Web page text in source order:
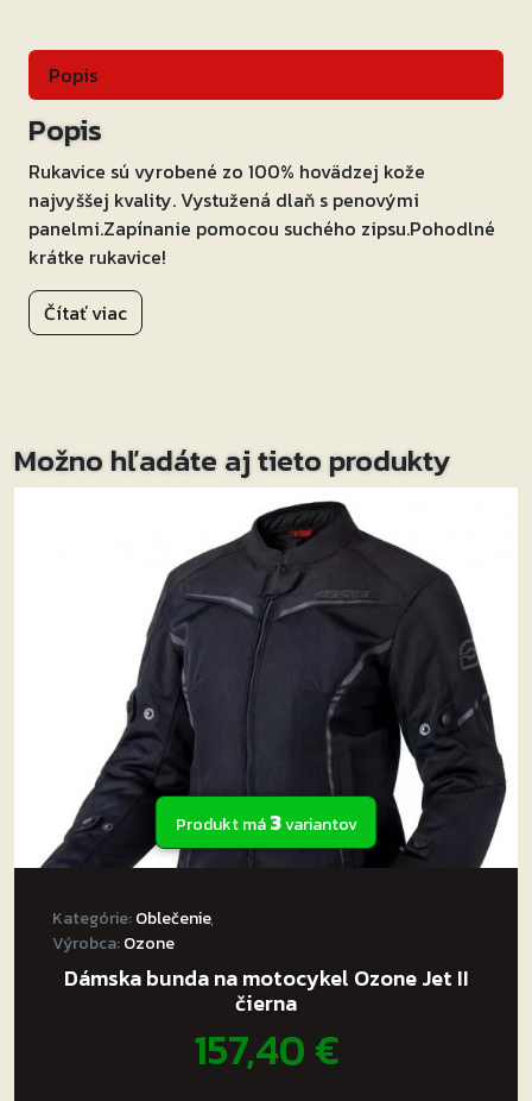
Popis
Popis
Rukavice sú vyrobené zo 100% hovädzej kože
najvyššej kvality. Vystužená dlaň s penovými
panelmi.Zapínanie pomocou suchého zipsu.Pohodlné
krátke rukavice!
Čítať viac
Možno hľadáte aj tieto produkty
Produkt má3variantov
Kategórie:Oblečenie,
Výrobca:Ozone
Dámska bunda na motocykel Ozone Jet II
čierna
157,40€